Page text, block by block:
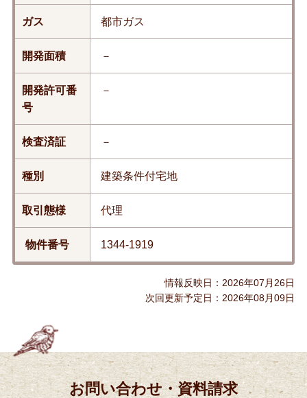
ガス 都市ガス
開発面積 －
開発許可番
号
－
検査済証 －
種別 建築条件付宅地
取引態様 代理
物件番号 1344-1919
情報反映日：2026年07月26日
次回更新予定日：2026年08月09日
お問い合わせ・資料請求